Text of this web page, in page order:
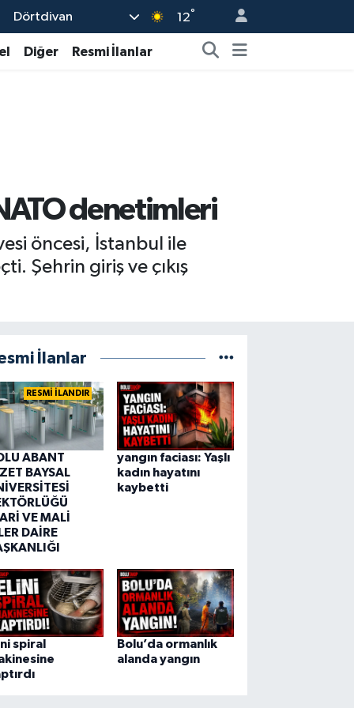
Dörtdivan 12°
Diğer Resmi İlanlar
denetimleri
öncesi, İstanbul ile
Şehrin giriş ve çıkış
İlanlar
RESMİ İLANDIR
ABANT
BAYSAL
VE MALİ
DAİRE
yangın faciası: Yaşlı
kadın hayatını
kaybetti
spiral
Bolu’da ormanlık
alanda yangın